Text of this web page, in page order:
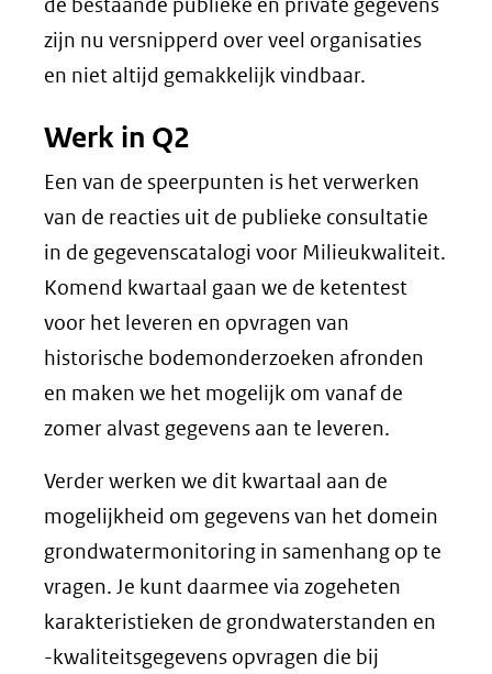
zijn nu versnipperd over veel organisaties
en niet altijd gemakkelijk vindbaar.
Werk in Q2
Een van de speerpunten is het verwerken
van de reacties uit de publieke consultatie
in de gegevenscatalogi voor Milieukwaliteit.
Komend kwartaal gaan we de ketentest
voor het leveren en opvragen van
historische bodemonderzoeken afronden
en maken we het mogelijk om vanaf de
zomer alvast gegevens aan te leveren.
Verder werken we dit kwartaal aan de
mogelijkheid om gegevens van het domein
grondwatermonitoring in samenhang op te
vragen. Je kunt daarmee via zogeheten
karakteristieken de grondwaterstanden en
-kwaliteitsgegevens opvragen die bij